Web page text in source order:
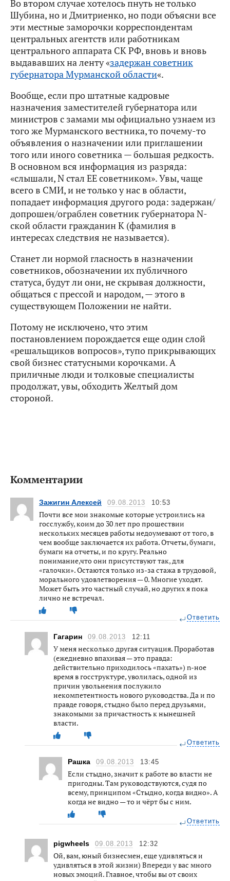
Во втором случае хотелось пнуть не только
Шубина, но и Дмитриенко, но поди объясни все
эти местные заморочки корреспондентам
центральных агентств или работникам
центрального аппарата СК РФ, вновь и вновь
выдававших на ленту «задержан советник
губернатора Мурманской области«.
Вообще, если про штатные кадровые
назначения заместителей губернатора или
министров с замами мы официально узнаем из
того же Мурманского вестника, то почему-то
объявления о назначении или приглашении
того или иного советника — большая редкость.
В основном вся информация из разряда:
«слышали, N стал ЕЕ советником». Увы, чаще
всего в СМИ, и не только у нас в области,
попадает информация другого рода: задержан/
допрошен/ограблен советник губернатора N-
ской области гражданин К (фамилия в
интересах следствия не называется).
Станет ли нормой гласность в назначении
советников, обозначении их публичного
статуса, будут ли они, не скрывая должности,
общаться с прессой и народом, — этого в
существующем Положении не найти.
Потому не исключено, что этим
постановлением порождается еще один слой
«решальщиков вопросов», тупо прикрывающих
свой бизнес статусными корочками. А
приличные люди и толковые специалисты
продолжат, увы, обходить Желтый дом
стороной.
Комментарии
Зажигин Алексей 09.08.2013 10:53
Почти все мои знакомые которые устроились на
госслужбу, коим до 30 лет про прошествии
нескольких месяцев работы недоумевают от того, в
чем вообще заключается их работа. Отчеты, бумаги,
бумаги на отчеты, и по кругу. Реально
понимание,что они присутствуют так, для
«галочки». Остаются только из-за стажа в трудовой,
морального удовлетворения — 0. Многие уходят.
Может быть это частный случай, но других я пока
лично не встречал.
Ответить
Гагарин 09.08.2013 12:11
У меня несколько другая ситуация. Проработав
(ежедневно впахивая — это правда:
действительно приходилось «пахать») n-ное
время в госструктуре, уволилась, одной из
причин увольнения послужило
некомпетентность нового руководства. Да и по
правде говоря, стыдно было перед друзьями,
знакомыми за причастность к нынешней
власти.
Ответить
Рашка 09.08.2013 13:45
Если стыдно, значит к работе во власти не
пригодны. Там руководствуются, судя по
всему, принципом «Стыдно, когда видно». А
когда не видно — то и чёрт бы с ним.
Ответить
pigwheels 09.08.2013 12:32
Ой, вам, юный бизнесмен, еще удивляться и
удивляться в этой жизни) Впереди у вас много
новых эмоций. Главное, чтобы вы от своих